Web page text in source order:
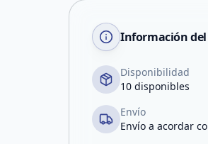
Información
Disponibilidad
10 disponibles
Envío
Envío a acordar